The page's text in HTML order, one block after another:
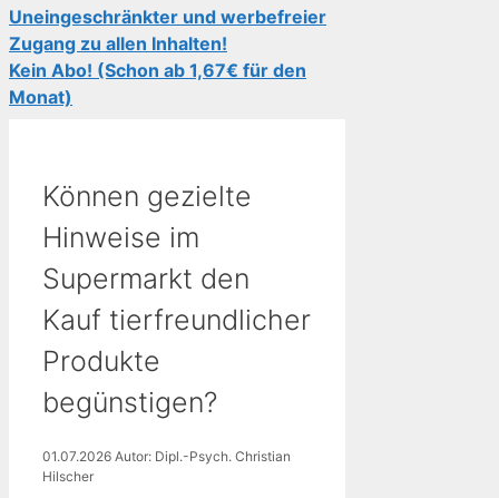
Uneingeschränkter und werbefreier
Zugang zu allen Inhalten!
Kein Abo! (Schon ab 1,67€ für den
Monat)
Können gezielte
Hinweise im
Supermarkt den
Kauf tierfreundlicher
Produkte
begünstigen?
01.07.2026 Autor: Dipl.-Psych. Christian
Hilscher